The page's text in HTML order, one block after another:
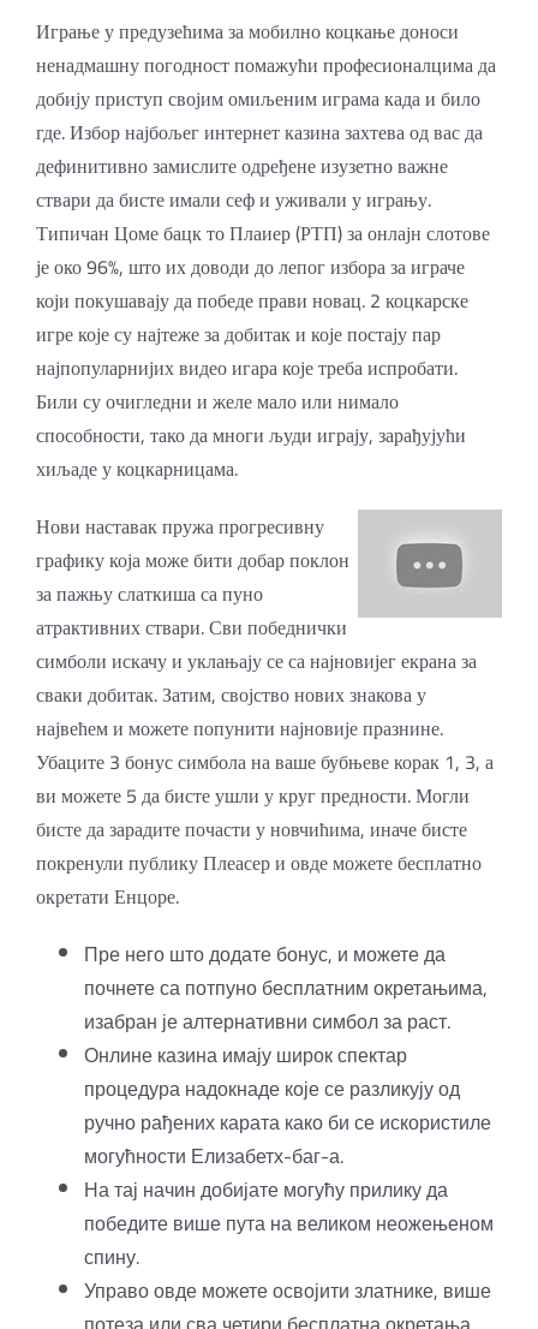
Играње у предузећима за мобилно коцкање доноси
ненадмашну погодност помажући професионалцима да
добију приступ својим омиљеним играма када и било
где. Избор најбољег интернет казина захтева од вас да
дефинитивно замислите одређене изузетно важне
ствари да бисте имали сеф и уживали у игрању.
Типичан Цоме бацк то Плаиер (РТП) за онлајн слотове
је око 96%, што их доводи до лепог избора за играче
који покушавају да победе прави новац. 2 коцкарске
игре које су најтеже за добитак и које постају пар
најпопуларнијих видео игара које треба испробати.
Били су очигледни и желе мало или нимало
способности, тако да многи људи играју, зарађујући
хиљаде у коцкарницама.
Нови наставак пружа прогресивну
графику која може бити добар поклон
за пажњу слаткиша са пуно
атрактивних ствари. Сви победнички
симболи искачу и уклањају се са најновијег екрана за
сваки добитак. Затим, својство нових знакова у
највећем и можете попунити најновије празнине.
Убаците 3 бонус симбола на ваше бубњеве корак 1, 3, а
ви можете 5 да бисте ушли у круг предности. Могли
бисте да зарадите почасти у новчићима, иначе бисте
покренули публику Плеасер и овде можете бесплатно
окретати Енцоре.
Пре него што додате бонус, и можете да
почнете са потпуно бесплатним окретањима,
изабран је алтернативни симбол за раст.
Онлине казина имају широк спектар
процедура надокнаде које се разликују од
ручно рађених карата како би се искористиле
могућности Елизабетх-баг-а.
На тај начин добијате могућу прилику да
победите више пута на великом неожењеном
спину.
Управо овде можете освојити златнике, више